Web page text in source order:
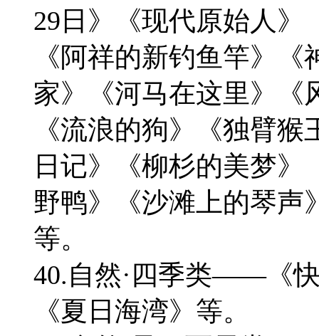
29日》《现代原始人》
《阿祥的新钓鱼竿》
家》《河马在这里》《
《流浪的狗》《独臂
日记》《柳杉的美梦
野鸭》《沙滩上的琴声
等。
40.自然·四季类——《
《夏日海湾》等。